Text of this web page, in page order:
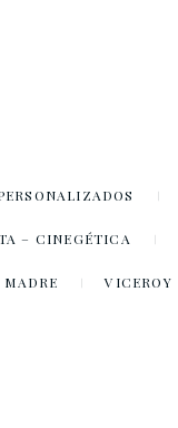
– CINEGÉTICA
MADRE VICEROY